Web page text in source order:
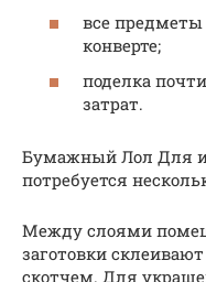
все
конверте;
поделка
затрат.
Бумажный Лол Для
потребуется
Между слоями
заготовки
скотчем. Для